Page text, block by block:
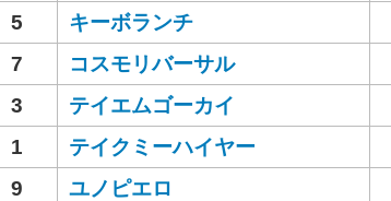
5 キーボランチ
7 コスモリバーサル
3 テイエムゴーカイ
1 テイクミーハイヤー
9 ユノピエロ